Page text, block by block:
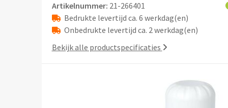
Artikelnummer: 21-266401
Bedrukte levertijd ca. 6 werkdag(en)
Onbedrukte levertijd ca. 2 werkdag(en)
Bekijk alle productspecificaties